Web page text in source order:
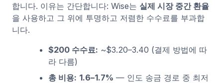
합니다. 이유는 간단합니다: Wise는 실제 시장 중간 환율
을 사용하고 그 위에 투명하고 저렴한 수수료를 부과합
니다.
$200 수수료: ~$3.20–3.40 (결제 방법에 따
라 다름)
총 비용: 1.6–1.7% — 인도 송금 경로 중 최저